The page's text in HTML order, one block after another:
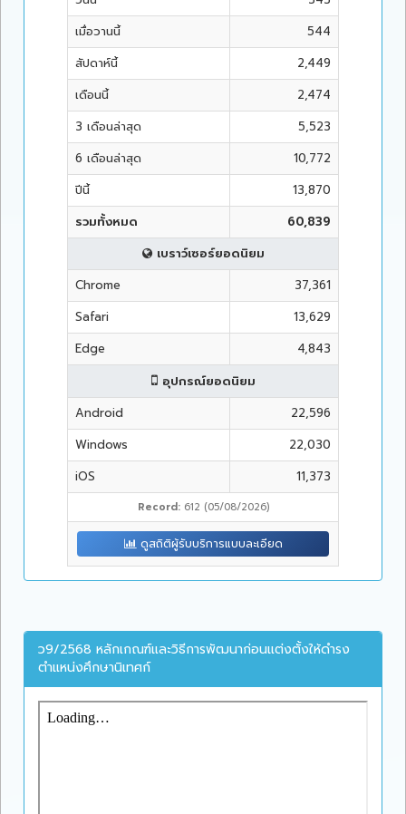
เมื่อวานนี้
544
สัปดาห์นี้
2,449
เดือนนี้
2,474
3 เดือนล่าสุด
5,523
6 เดือนล่าสุด
10,772
ปีนี้
13,870
รวมทั้งหมด
60,839
เบราว์เซอร์ยอดนิยม
Chrome
37,361
Safari
13,629
Edge
4,843
อุปกรณ์ยอดนิยม
Android
22,596
Windows
22,030
iOS
11,373
Record:612 (05/08/2026)
ดูสถิติผู้รับบริการแบบละเอียด
ว9/2568 หลักเกณฑ์และวิธีการพัฒนาก่อนแต่งตั้งให้ดำรง
ตำแหน่งศึกษานิเทศก์